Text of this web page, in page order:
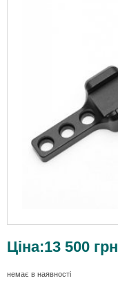
Ціна:13 500 грн
немає в наявності